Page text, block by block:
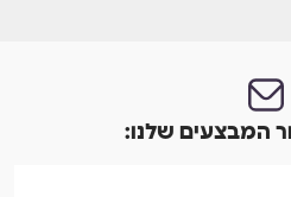
המבצעים שלנו: